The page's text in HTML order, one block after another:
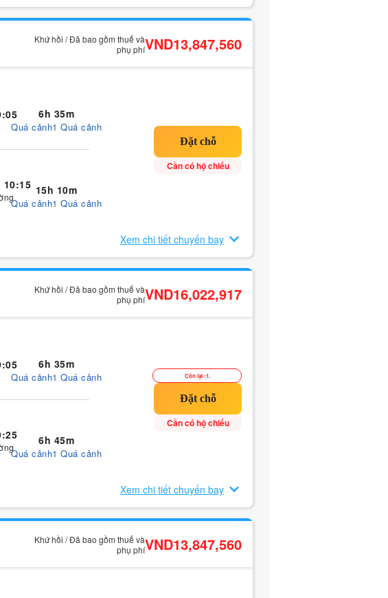
Khứ hồi / Đã bao gồm thuế và
phụ phíVND13,847,560
6h 35m
Quá cảnh1 Quá cảnh
10:15 15h 10m
Quá cảnh1 Quá cảnh
Cần có hộ chiếu
Xem chi tiết chuyến bay
Khứ hồi / Đã bao gồm thuế và
phụ phíVND16,022,917
6h 35m
Quá cảnh1 Quá cảnh
6h 45m
Quá cảnh1 Quá cảnh
Còn lại :1.
Cần có hộ chiếu
Xem chi tiết chuyến bay
Khứ hồi / Đã bao gồm thuế và
phụ phíVND13,847,560